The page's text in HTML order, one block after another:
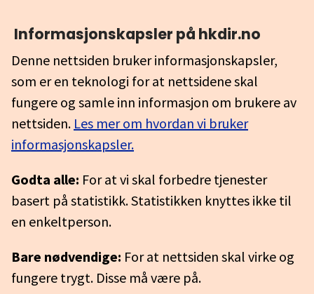
Informasjonskapsler på hkdir.no
Denne nettsiden bruker informasjonskapsler,
som er en teknologi for at nettsidene skal
fungere og samle inn informasjon om brukere av
nettsiden. Les mer om hvordan vi bruker
informasjonskapsler.
Godta alle: For at vi skal forbedre tjenester
basert på statistikk. Statistikken knyttes ikke til
en enkeltperson.
Bare nødvendige: For at nettsiden skal virke og
fungere trygt. Disse må være på.